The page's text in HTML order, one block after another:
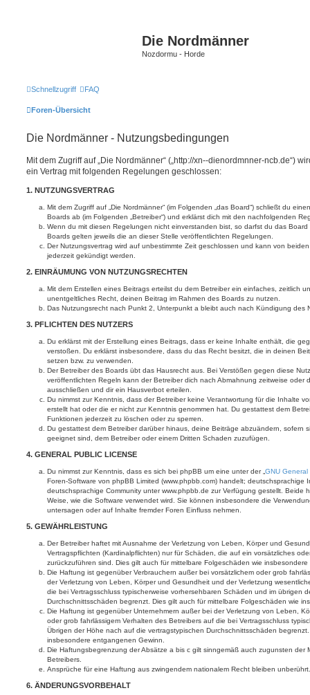
Die Nordmänner
Nozdormu - Horde
Schnellzugriff FAQ
Foren-Übersicht
Die Nordmänner - Nutzungsbedingungen
Mit dem Zugriff auf „Die Nordmänner“ („http://xn--dienordmnner-ncb.de“)
ein Vertrag mit folgenden Regelungen geschlossen:
1. NUTZUNGSVERTRAG
Mit dem Zugriff auf „Die Nordmänner“ (im Folgenden „das Board“) schließt du
Boards ab (im Folgenden „Betreiber“) und erklärst dich mit den nachfolgenden
Wenn du mit diesen Regelungen nicht einverstanden bist, so darfst du das
Boards gelten jeweils die an dieser Stelle veröffentlichten Regelungen.
Der Nutzungsvertrag wird auf unbestimmte Zeit geschlossen und kann von
jederzeit gekündigt werden.
2. EINRÄUMUNG VON NUTZUNGSRECHTEN
Mit dem Erstellen eines Beitrags erteilst du dem Betreiber ein einfaches, zeitlich
unentgeltliches Recht, deinen Beitrag im Rahmen des Boards zu nutzen.
Das Nutzungsrecht nach Punkt 2, Unterpunkt a bleibt auch nach Kündigung des
3. PFLICHTEN DES NUTZERS
Du erklärst mit der Erstellung eines Beitrags, dass er keine Inhalte enthält, die
verstoßen. Du erklärst insbesondere, dass du das Recht besitzt, die in deinen
setzen bzw. zu verwenden.
Der Betreiber des Boards übt das Hausrecht aus. Bei Verstößen gegen diese
veröffentlichten Regeln kann der Betreiber dich nach Abmahnung zeitweise oder
ausschließen und dir ein Hausverbot erteilen.
Du nimmst zur Kenntnis, dass der Betreiber keine Verantwortung für die Inhalte
erstellt hat oder die er nicht zur Kenntnis genommen hat. Du gestattest dem
Funktionen jederzeit zu löschen oder zu sperren.
Du gestattest dem Betreiber darüber hinaus, deine Beiträge abzuändern, sofern
geeignet sind, dem Betreiber oder einem Dritten Schaden zuzufügen.
4. GENERAL PUBLIC LICENSE
Du nimmst zur Kenntnis, dass es sich bei phpBB um eine unter der „ GNU
Foren-Software von phpBB Limited (www.phpbb.com) handelt; deutschsprachige
deutschsprachige Community unter www.phpbb.de zur Verfügung gestellt. Beide
Weise, wie die Software verwendet wird. Sie können insbesondere die
untersagen oder auf Inhalte fremder Foren Einfluss nehmen.
5. GEWÄHRLEISTUNG
Der Betreiber haftet mit Ausnahme der Verletzung von Leben, Körper und
Vertragspflichten (Kardinalpflichten) nur für Schäden, die auf ein vorsätzliches
zurückzuführen sind. Dies gilt auch für mittelbare Folgeschäden wie
Die Haftung ist gegenüber Verbrauchern außer bei vorsätzlichem oder grob
der Verletzung von Leben, Körper und Gesundheit und der Verletzung
die bei Vertragsschluss typischerweise vorhersehbaren Schäden und im übrigen
Durchschnittsschäden begrenzt. Dies gilt auch für mittelbare Folgeschäden wie
Die Haftung ist gegenüber Unternehmern außer bei der Verletzung von Leben,
oder grob fahrlässigem Verhalten des Betreibers auf die bei Vertragsschluss
Übrigen der Höhe nach auf die vertragstypischen Durchschnittsschäden
insbesondere entgangenen Gewinn.
Die Haftungsbegrenzung der Absätze a bis c gilt sinngemäß auch zugunsten der
Betreibers.
Ansprüche für eine Haftung aus zwingendem nationalem Recht bleiben unberührt.
6. ÄNDERUNGSVORBEHALT